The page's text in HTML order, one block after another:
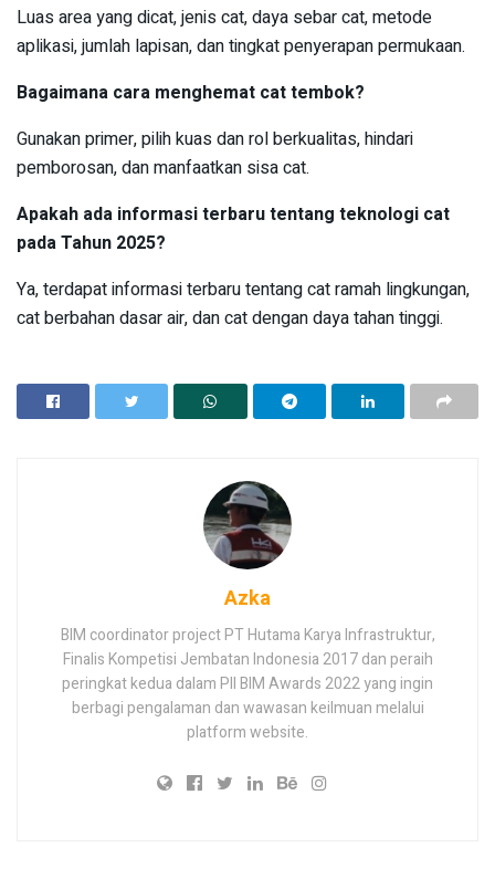
Luas area yang dicat, jenis cat, daya sebar cat, metode
aplikasi, jumlah lapisan, dan tingkat penyerapan permukaan.
Bagaimana cara menghemat cat tembok?
Gunakan primer, pilih kuas dan rol berkualitas, hindari
pemborosan, dan manfaatkan sisa cat.
Apakah ada informasi terbaru tentang teknologi cat
pada Tahun 2025?
Ya, terdapat informasi terbaru tentang cat ramah lingkungan,
cat berbahan dasar air, dan cat dengan daya tahan tinggi.
Azka
BIM coordinator project PT Hutama Karya Infrastruktur,
Finalis Kompetisi Jembatan Indonesia 2017 dan peraih
peringkat kedua dalam PII BIM Awards 2022 yang ingin
berbagi pengalaman dan wawasan keilmuan melalui
platform website.